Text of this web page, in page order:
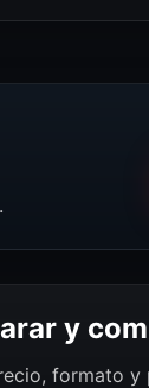
y
formato